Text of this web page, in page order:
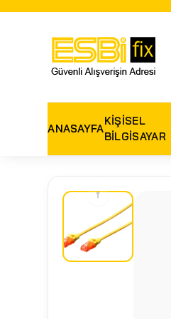
ANASAYFA
KIŞISEL
BILGISAYAR
↑